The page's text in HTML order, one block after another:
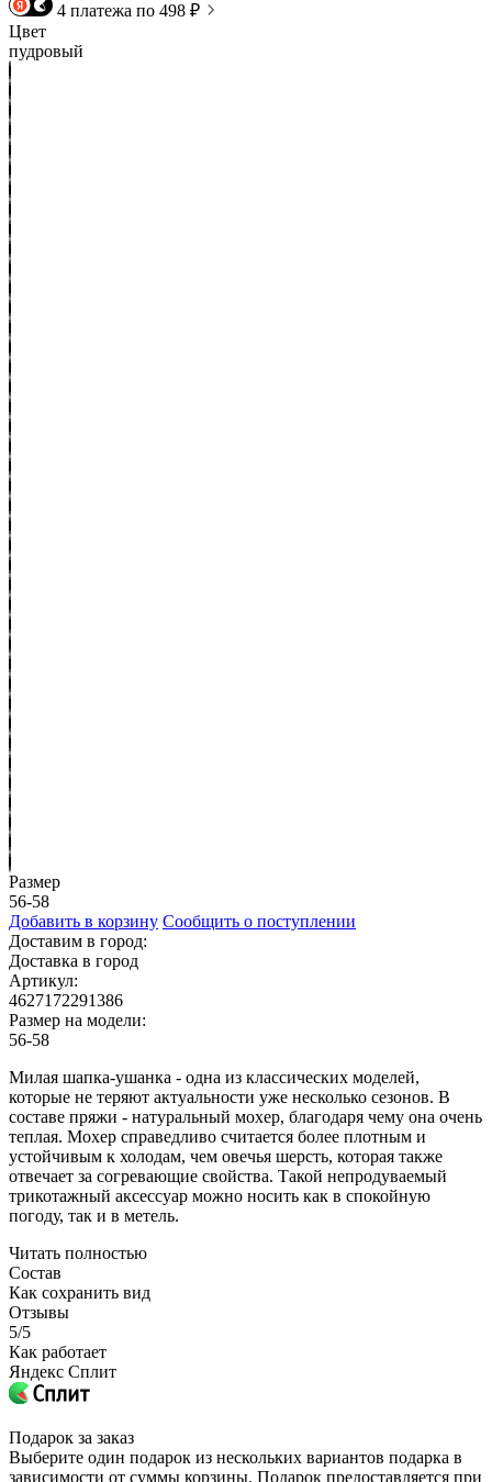
4 платежа по 498 ₽
Цвет
пудровый
Размер
56-58
Добавить в корзину Сообщить о поступлении
Доставим в город:
Доставка в город
Артикул:
4627172291386
Размер на модели:
56-58
Милая шапка-ушанка - одна из классических моделей,
которые не теряют актуальности уже несколько сезонов. В
составе пряжи - натуральный мохер, благодаря чему она очень
теплая. Мохер справедливо считается более плотным и
устойчивым к холодам, чем овечья шерсть, которая также
отвечает за согревающие свойства. Такой непродуваемый
трикотажный аксессуар можно носить как в спокойную
погоду, так и в метель.
Читать полностью
Состав
Как сохранить вид
Отзывы
5/5
Как работает
Яндекс Сплит
Подарок за заказ
Выберите один подарок из нескольких вариантов подарка в
зависимости от суммы корзины. Подарок предоставляется при